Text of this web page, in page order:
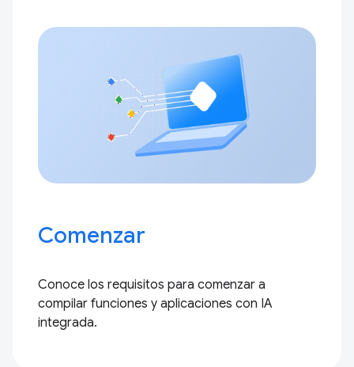
Comenzar
Conoce los requisitos para comenzar a
compilar funciones y aplicaciones con IA
integrada.